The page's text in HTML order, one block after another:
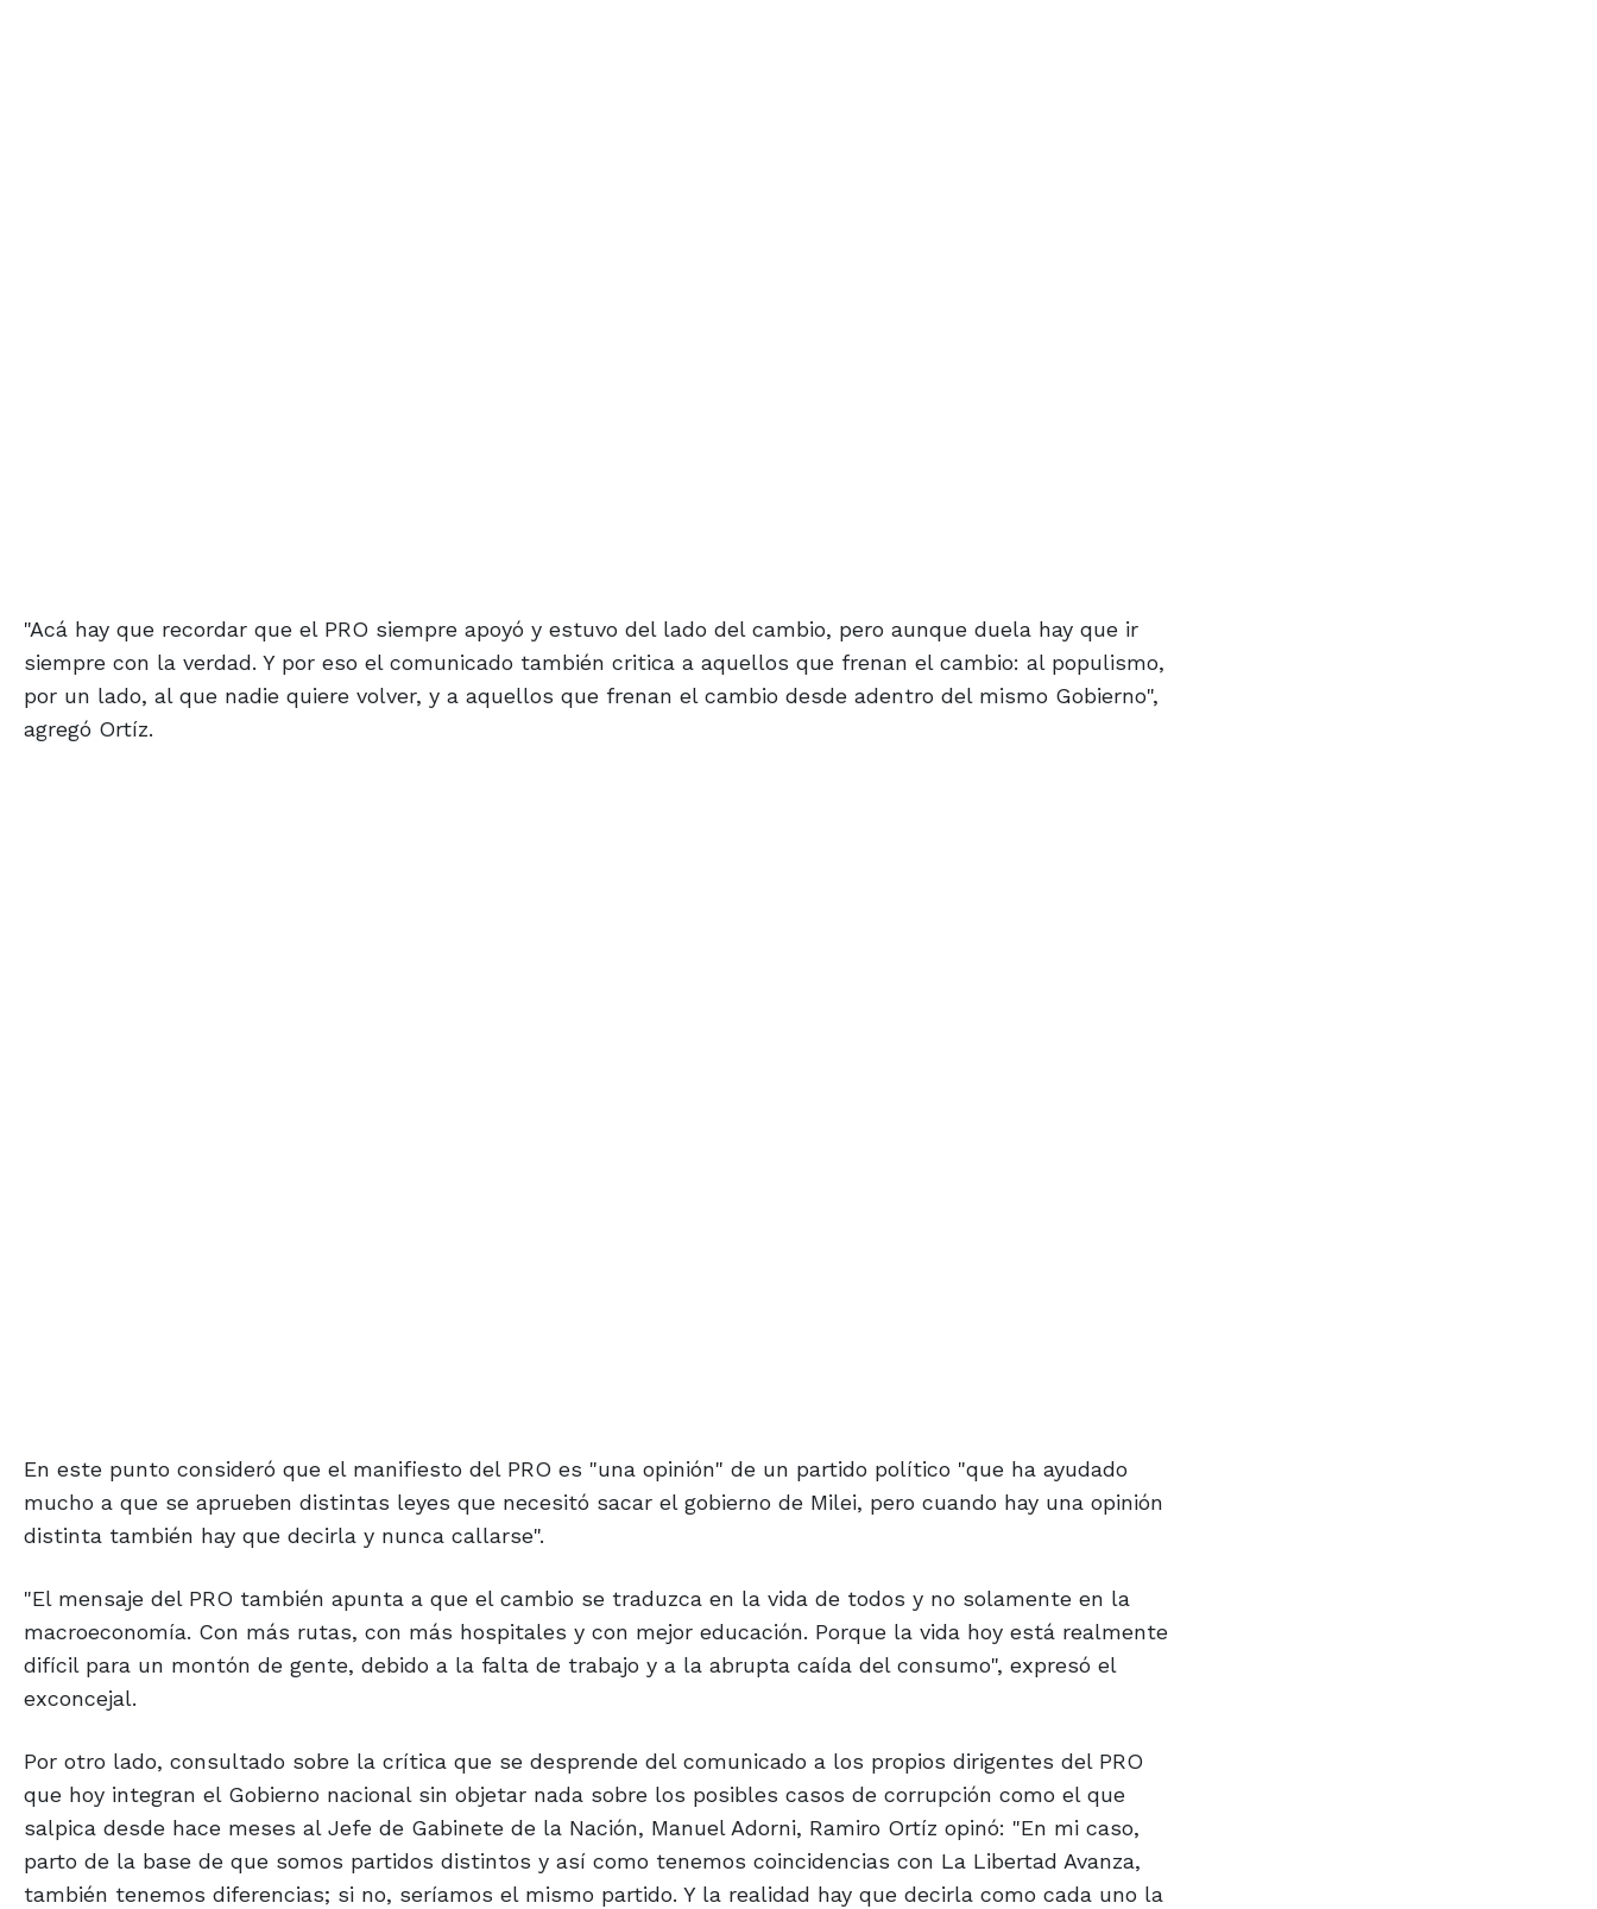
"Acá hay que recordar que el PRO siempre apoyó y estuvo del lado del cambio, pero aunque duela hay que ir
siempre con la verdad. Y por eso el comunicado también critica a aquellos que frenan el cambio: al populismo,
por un lado, al que nadie quiere volver, y a aquellos que frenan el cambio desde adentro del mismo Gobierno",
agregó Ortíz.
En este punto consideró que el manifiesto del PRO es "una opinión" de un partido político "que ha ayudado
mucho a que se aprueben distintas leyes que necesitó sacar el gobierno de Milei, pero cuando hay una opinión
distinta también hay que decirla y nunca callarse".
"El mensaje del PRO también apunta a que el cambio se traduzca en la vida de todos y no solamente en la
macroeconomía. Con más rutas, con más hospitales y con mejor educación. Porque la vida hoy está realmente
difícil para un montón de gente, debido a la falta de trabajo y a la abrupta caída del consumo", expresó el
exconcejal.
Por otro lado, consultado sobre la crítica que se desprende del comunicado a los propios dirigentes del PRO
que hoy integran el Gobierno nacional sin objetar nada sobre los posibles casos de corrupción como el que
salpica desde hace meses al Jefe de Gabinete de la Nación, Manuel Adorni, Ramiro Ortíz opinó: "En mi caso,
parto de la base de que somos partidos distintos y así como tenemos coincidencias con La Libertad Avanza,
también tenemos diferencias; si no, seríamos el mismo partido. Y la realidad hay que decirla como cada uno la